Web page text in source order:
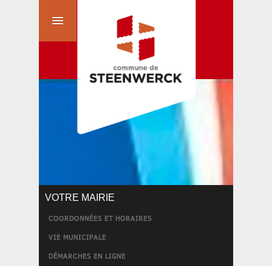
VOTRE MAIRIE
COORDONNÉES ET HORAIRES
VIE MUNICIPALE
DÉMARCHES EN LIGNE